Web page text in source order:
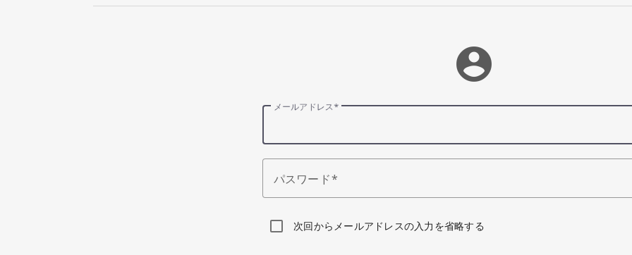
account_circle
メールアドレス
パスワード
次回からメールアドレスの入力を省略する